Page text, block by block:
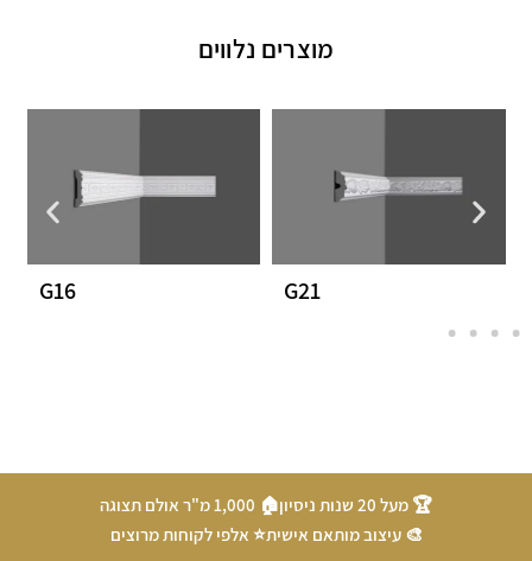
מוצרים נלווים
G21
G16
🏆 מעל 20 שנות ניסיון
🏠 1,000 מ"ר אולם תצוגה
🎨 עיצוב מותאם אישית⭐ אלפי לקוחות מרוצים